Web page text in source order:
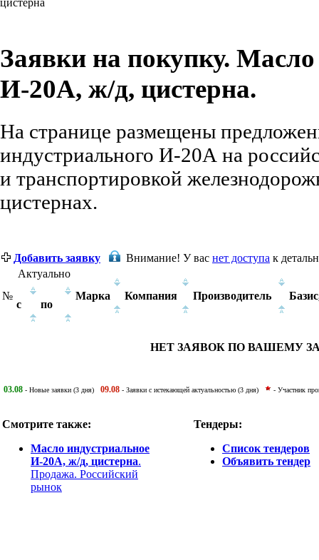
цистерна
Заявки на покупку.
И-20А, ж/д, цистерна.
На странице размещены
индустриального И-20А на
и транспортировкой
цистернах.
Добавить заявку Внимание! У вас нет доступа к
№
Актуально
Марка
Компания Производитель
с по
НЕТ ЗАЯВОК ПО ВАШЕМУ
03.08 - Новые заявки (3 дня) 09.08 - Заявки с истекающей актуальностью (3 дня) - Участник
Смотрите также:
Масло индустриальное
И-20А, ж/д, цистерна.
Продажа. Российский
рынок
Тендеры:
Список тендеров
Объявить тендер